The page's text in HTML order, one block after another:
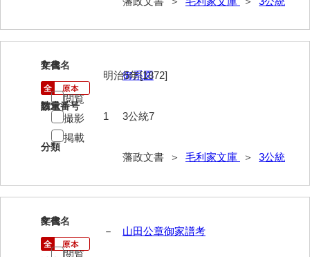
72他藩人日記
76速記類
78殉難録稿
7
文書名
御系図
請求番号
3公統7
分類
藩政文書 ＞ 毛利家文庫 ＞ 3公統
年代
明治5年[1872]
数量
1
閲覧
撮影
掲載
8
文書名
山田公章御家譜考
年代
－
閲覧